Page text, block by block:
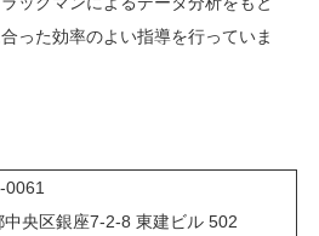
った効率のよい指導を行っていま
0061
中央区銀座7-2-8 東建ビル 502